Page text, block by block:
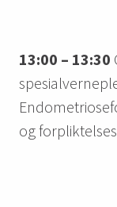
13:00 – 13:30
og